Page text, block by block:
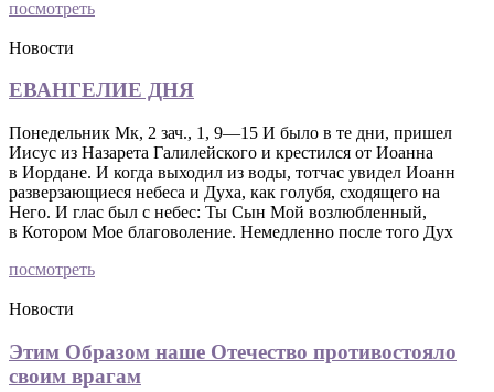
посмотреть
Новости
ЕВАНГЕЛИЕ ДНЯ
Понедельник Мк, 2 зач., 1, 9—15 И было в те дни, пришел
Иисус из Назарета Галилейского и крестился от Иоанна
в Иордане. И когда выходил из воды, тотчас увидел Иоанн
разверзающиеся небеса и Духа, как голубя, сходящего на
Него. И глас был с небес: Ты Сын Мой возлюбленный,
в Котором Мое благоволение. Немедленно после того Дух
посмотреть
Новости
Этим Образом наше Отечество противостояло
своим врагам